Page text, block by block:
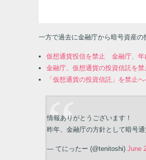
一方で過去に金融庁から暗号資産
仮想通貨投信を禁止 金融庁、年
金融庁、仮想通貨の投資信託を
「仮想通貨の投資信託」を禁止
情報ありがとうございます！
昨年、金融庁の方針として暗号
— てにったー (@tenitoshi) June